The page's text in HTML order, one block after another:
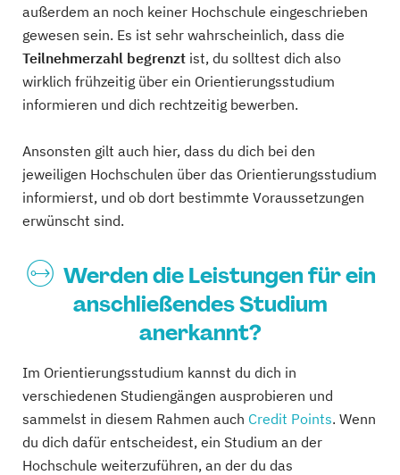
außerdem an noch keiner Hochschule eingeschrieben
gewesen sein. Es ist sehr wahrscheinlich, dass die
Teilnehmerzahl begrenzt ist, du solltest dich also
wirklich frühzeitig über ein Orientierungsstudium
informieren und dich rechtzeitig bewerben.
Ansonsten gilt auch hier, dass du dich bei den
jeweiligen Hochschulen über das Orientierungsstudium
informierst, und ob dort bestimmte Voraussetzungen
erwünscht sind.
Werden die Leistungen für ein
anschließendes Studium
anerkannt?
Im Orientierungsstudium kannst du dich in
verschiedenen Studiengängen ausprobieren und
sammelst in diesem Rahmen auch Credit Points. Wenn
du dich dafür entscheidest, ein Studium an der
Hochschule weiterzuführen, an der du das